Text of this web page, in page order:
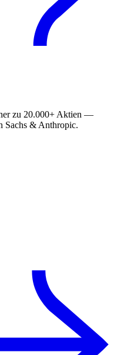
zu 20.000+ Aktien —
Sachs & Anthropic.